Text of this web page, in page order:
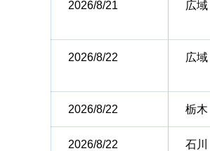
2026/8/21 広域
2026/8/22 広域
2026/8/22 栃木
2026/8/22 石川